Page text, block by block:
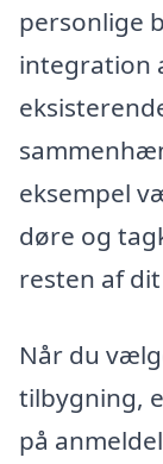
personlige
integration
eksempel
døre og
resten af
Når du
tilbygning,
på